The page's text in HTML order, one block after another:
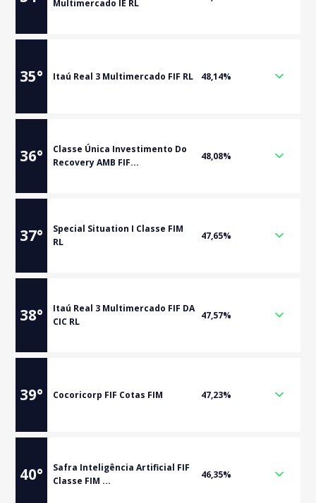
Multimercado IE RL
35° Itaú Real 3 Multimercado FIF RL 48,14%
36°
Classe Única Investimento Do
Recovery AMB FIF...
48,08%
37°
Special Situation I Classe FIM
RL
47,65%
38°
Itaú Real 3 Multimercado FIF DA
CIC RL
47,57%
39° Cocoricorp FIF Cotas FIM 47,23%
40°
Safra Inteligência Artificial FIF
Classe FIM ...
46,35%